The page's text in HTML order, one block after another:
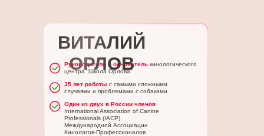
Руководитель и основатель кинологического
центра “Школа Орлова”
35 лет работы с самыми сложными
случаями и проблемами с собаками
Один из двух в России членов
International Association of Canine
Professionals (IACP)
Международной Ассоциации
Кинологов-Профессионалов
ВИТАЛИЙ
ОРЛОВ